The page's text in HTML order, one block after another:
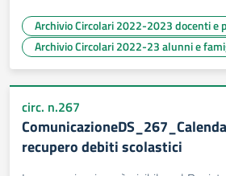
Archivio Circolari 2022-2023 docenti e
Archivio Circolari 2022-23 alunni e
circ. n.267
recupero debiti scolastici